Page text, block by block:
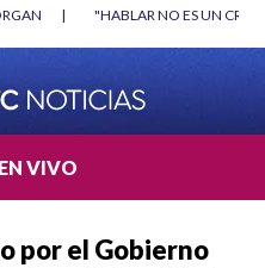
CARTA DE BETO CORAL |
VIVO
por el Gobierno